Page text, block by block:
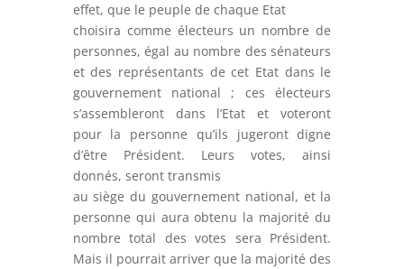
effet, que le peuple de chaque Etat
choisira comme électeurs un nombre de
personnes, égal au nombre des sénateurs
et des représentants de cet Etat dans le
gouvernement national ; ces électeurs
s’assembleront dans l’Etat et voteront
pour la personne qu’ils jugeront digne
d’être Président. Leurs votes, ainsi
donnés, seront transmis
au siège du gouvernement national, et la
personne qui aura obtenu la majorité du
nombre total des votes sera Président.
Mais il pourrait arriver que la majorité des